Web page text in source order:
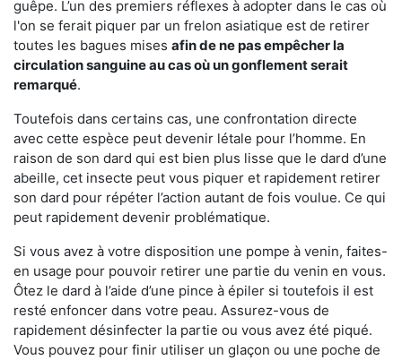
guêpe. L’un des premiers réflexes à adopter dans le cas où
l'on se ferait piquer par un frelon asiatique est de retirer
toutes les bagues mises afin de ne pas empêcher la
circulation sanguine au cas où un gonflement serait
remarqué.
Toutefois dans certains cas, une confrontation directe
avec cette espèce peut devenir létale pour l’homme. En
raison de son dard qui est bien plus lisse que le dard d’une
abeille, cet insecte peut vous piquer et rapidement retirer
son dard pour répéter l’action autant de fois voulue. Ce qui
peut rapidement devenir problématique.
Si vous avez à votre disposition une pompe à venin, faites-
en usage pour pouvoir retirer une partie du venin en vous.
Ôtez le dard à l’aide d’une pince à épiler si toutefois il est
resté enfoncer dans votre peau. Assurez-vous de
rapidement désinfecter la partie ou vous avez été piqué.
Vous pouvez pour finir utiliser un glaçon ou une poche de